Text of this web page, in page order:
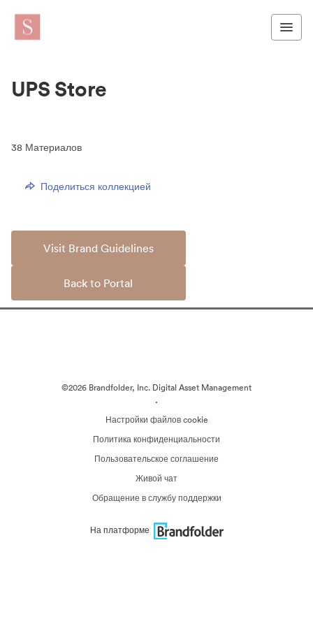
UPS Store
38 Материалов
Поделиться коллекцией
Visit Brand Guidelines
Back to Portal
©2026 Brandfolder, Inc. Digital Asset Management
·
Настройки файлов cookie
Политика конфиденциальности
Пользовательское соглашение
Живой чат
Обращение в службу поддержки
На платформе